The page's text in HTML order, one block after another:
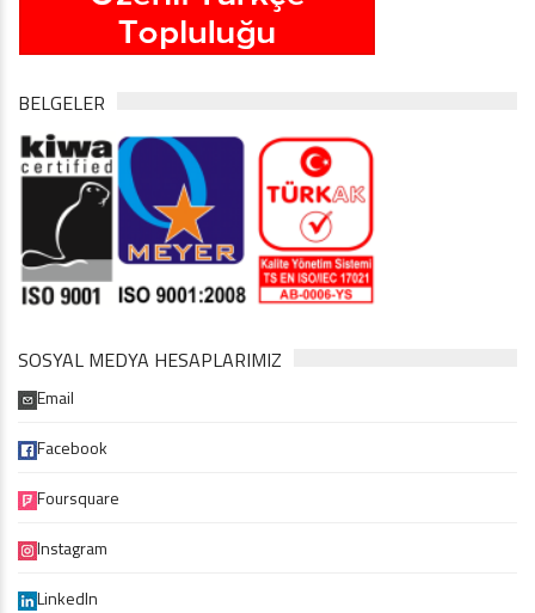
BELGELER
SOSYAL MEDYA HESAPLARIMIZ
Email
Facebook
Foursquare
Instagram
LinkedIn